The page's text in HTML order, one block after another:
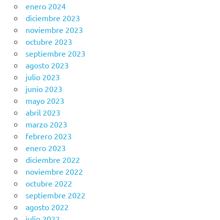
enero 2024
diciembre 2023
noviembre 2023
octubre 2023
septiembre 2023
agosto 2023
julio 2023
junio 2023
mayo 2023
abril 2023
marzo 2023
febrero 2023
enero 2023
diciembre 2022
noviembre 2022
octubre 2022
septiembre 2022
agosto 2022